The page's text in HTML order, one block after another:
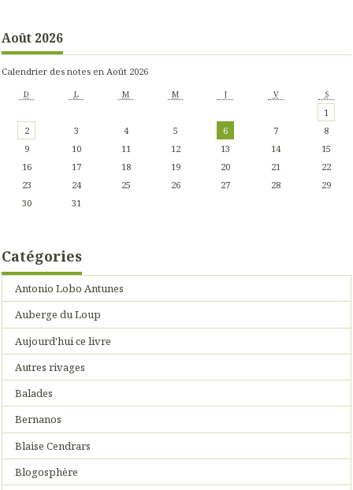
Août 2026
Calendrier des notes en Août 2026
D L M M J V S
1
2
3 4 5 6 7
8
9
10 11 12 13 14
15
16
17 18 19 20 21
22
23
24 25 26 27 28
29
30
31
Catégories
Antonio Lobo Antunes
Auberge du Loup
Aujourd'hui ce livre
Autres rivages
Balades
Bernanos
Blaise Cendrars
Blogosphère